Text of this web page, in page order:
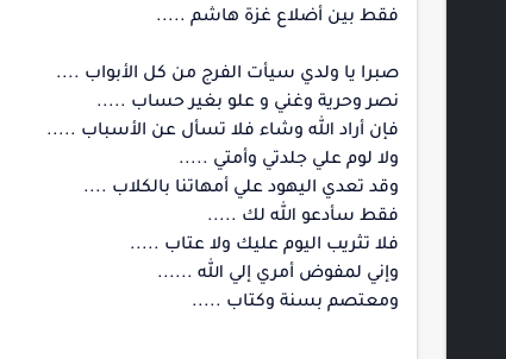
فقط بين أضلاع غزة هاشم .....
صبرا يا ولدي سيأت الفرج من كل الأبواب ....
نصر وحرية وغني و علو بغير حساب .....
فإن أراد الله وشاء فلا تسأل عن الأسباب .....
ولا لوم علي جلدتي وأمتي .....
وقد تعدي اليهود علي أمهاتنا بالكلاب ....
فقط سأدعو الله لك .....
فلا تثريب اليوم عليك ولا عتاب .....
وإني لمفوض أمري إلي الله ......
ومعتصم بسنة وكتاب .....